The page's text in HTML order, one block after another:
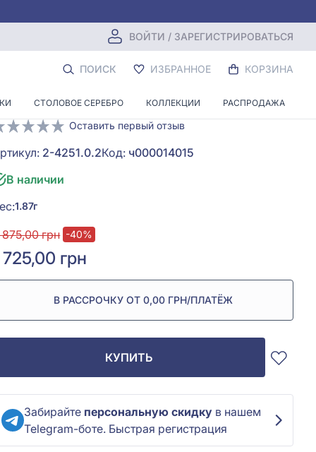
ВОЙТИ / ЗАРЕГИСТРИРОВАТЬСЯ
ПОИСК ИЗБРАННОЕ КОРЗИНА
СТОЛОВОЕ СЕРЕБРО КОЛЛЕКЦИИ РАСПРОДАЖА
ладанка «Владимирская
Божией Матери» из серебра
арт. 2-4251.0.2
Оставить первый отзыв
2-4251.0.2Код: ч000014015
В наличии
1.87г
грн -40%
725,00 грн
В РАССРОЧКУ ОТ 0,00 ГРН/ПЛАТЁЖ
КУПИТЬ
Забирайте персональную скидку в нашем
Telegram-боте. Быстрая регистрация